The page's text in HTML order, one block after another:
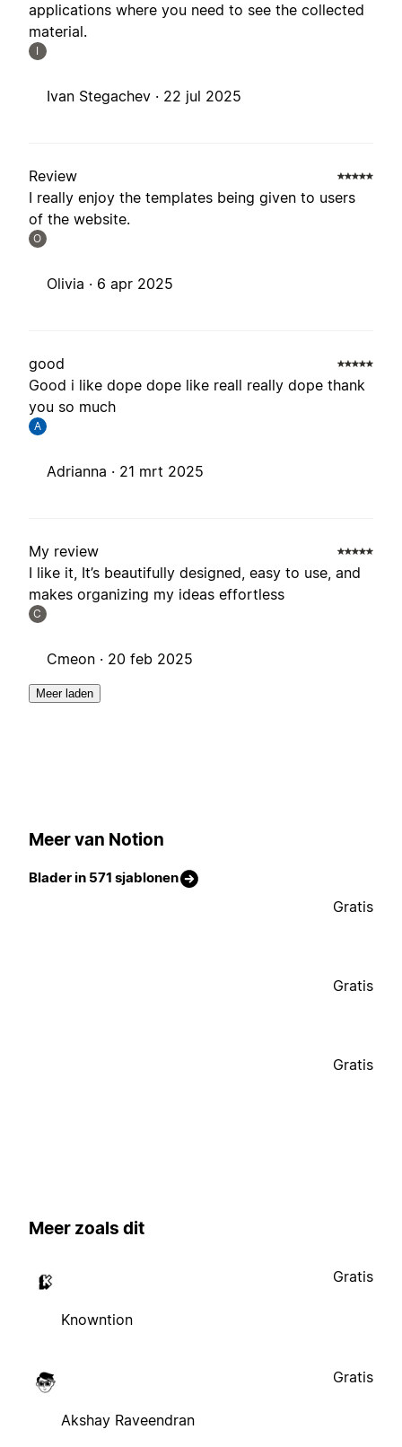
applications where you need to see the collected
material.
I
Ivan Stegachev · 22 jul 2025
Review
I really enjoy the templates being given to users
of the website.
O
Olivia · 6 apr 2025
good
Good i like dope dope like reall really dope thank
you so much
A
Adrianna · 21 mrt 2025
My review
I like it, It’s beautifully designed, easy to use, and
makes organizing my ideas effortless
C
Cmeon · 20 feb 2025
Meer laden
Meer van Notion
Blader in 571 sjablonen
Gratis
Gratis
Gratis
Meer zoals dit
Knowntion
Gratis
Akshay Raveendran
Gratis